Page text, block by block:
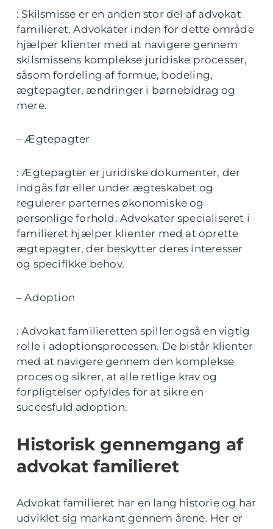
: Skilsmisse er en anden stor del af advokat
familieret. Advokater inden for dette område
hjælper klienter med at navigere gennem
skilsmissens komplekse juridiske processer,
såsom fordeling af formue, bodeling,
ægtepagter, ændringer i børnebidrag og
mere.
– Ægtepagter
: Ægtepagter er juridiske dokumenter, der
indgås før eller under ægteskabet og
regulerer parternes økonomiske og
personlige forhold. Advokater specialiseret i
familieret hjælper klienter med at oprette
ægtepagter, der beskytter deres interesser
og specifikke behov.
– Adoption
: Advokat familieretten spiller også en vigtig
rolle i adoptionsprocessen. De bistår klienter
med at navigere gennem den komplekse
proces og sikrer, at alle retlige krav og
forpligtelser opfyldes for at sikre en
succesfuld adoption.
Historisk gennemgang af
advokat familieret
Advokat familieret har en lang historie og har
udviklet sig markant gennem årene. Her er